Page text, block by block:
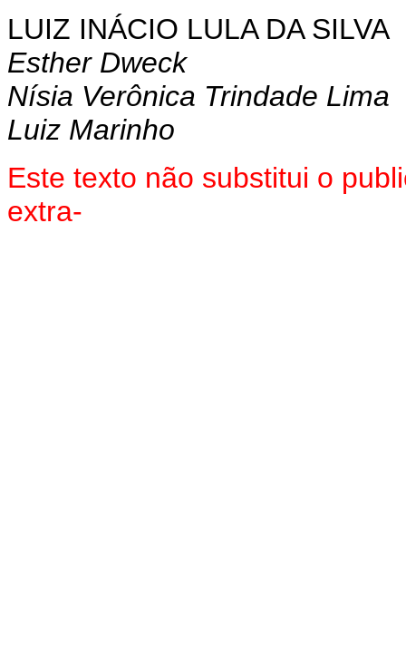
LUIZ INÁCIO LULA DA SILVA
Esther Dweck
Nísia Verônica Trindade Lima
Luiz Marinho
Este texto não substitui o
extra-